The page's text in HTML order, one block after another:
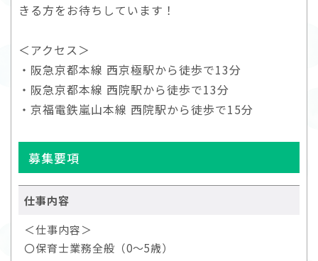
きる方をお待ちしています！
＜アクセス＞
・阪急京都本線 西京極駅から徒歩で13分
・阪急京都本線 西院駅から徒歩で13分
・京福電鉄嵐山本線 西院駅から徒歩で15分
募集要項
仕事内容
＜仕事内容＞
〇保育士業務全般（0～5歳）